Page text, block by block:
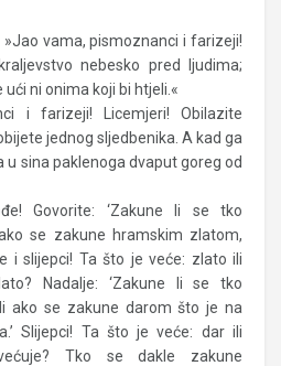
»Jao vama, pismoznanci i farizeji!
nebesko pred ljudima;
ni onima koji bi htjeli.«
i farizeji! Licemjeri! Obilazite
jednog sljedbenika. A kad ga
sina paklenoga dvaput goreg od
Govorite: ‘Zakune li se tko
se zakune hramskim zlatom,
i slijepci! Ta što je veće: zlato ili
Nadalje: ‘Zakune li se tko
ako se zakune darom što je na
Slijepci! Ta što je veće: dar ili
Tko se dakle zakune